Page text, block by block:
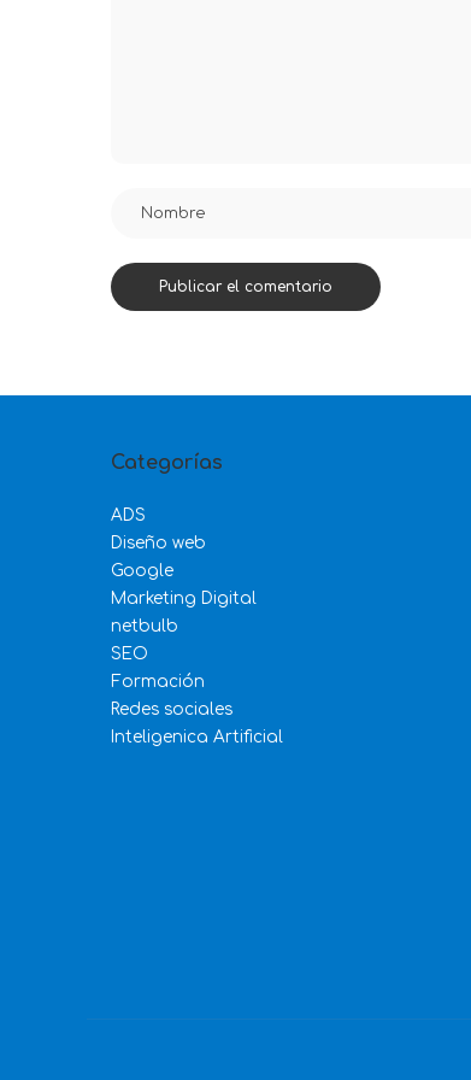
Categorías
ADS
Diseño web
Google
Marketing Digital
netbulb
SEO
Formación
Redes sociales
Inteligenica Artificial